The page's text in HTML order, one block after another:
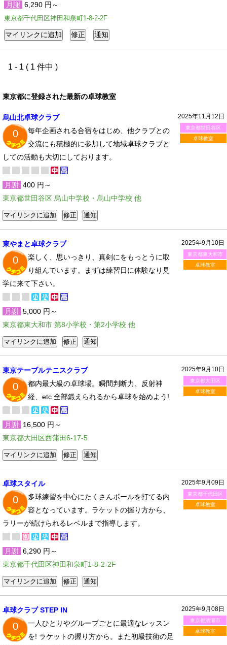
月謝 6,290 円～
東京都千代田区神田和泉町1-8-2-2F
1 - 1 ( 1 件中 )
東京都に登録された最新の卓球教室
2025年11月12日
東京都世田谷区
卓球教室
烏山北卓球クラブ
0
毎年企画される合宿をはじめ、他クラブとの
交流にも積極的に参加して地域卓球クラブと
しての活動も大切にしております。
月謝 400 円～
東京都世田谷区 烏山中学校・烏山中学校 他
2025年9月10日
東京都東大和市
卓球教室
東やまと卓球クラブ
0
楽しく、思いっきり、真剣にをもっとうに取
り組んでいます。まずは練習日に体験なり見
学に来て下さい。
月謝 5,000 円～
東京都東大和市 第8小学校・第2小学校 他
2025年9月10日
東京都大田区
卓球教室
東京テーブルテニスクラブ
0
都内最大級の卓球場。瞬間判断力、反射神
経、etc 全部鍛えられるから卓球を始めよう!
月謝 16,500 円～
東京都大田区西蒲田6-17-5
2025年9月09日
東京都千代田区
卓球教室
卓球スタイル
0
多球練習を中心にたくさんボールを打てる内
容となっています。ラケットの握り方から、
ラリーが続けられるレベルまで指導します。
月謝 6,290 円～
東京都千代田区神田和泉町1-8-2-2F
2025年9月08日
東京都清瀬市
卓球教室
卓球クラブ STEP IN
0
一人ひとりやグループごとに最適なレッスン
を! ラケットの握り方から。また初級技術の足